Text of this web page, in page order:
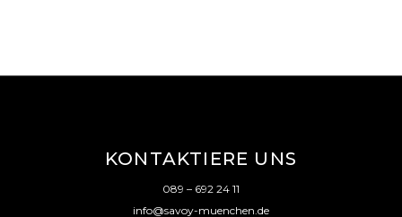
KONTAKTIERE UNS
089 – 692 24 11
info@savoy-muenchen.de